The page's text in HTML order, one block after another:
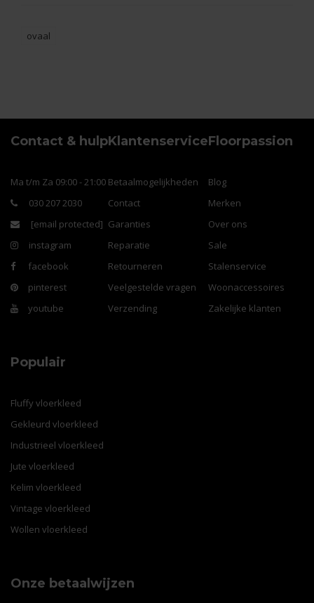
ovaal
Contact & hulp
Ma t/m Za 09:00 - 21:00
030 207 2030
[email protected]
instagram
facebook
pinterest
youtube
Klantenservice
Betaalmogelijkheden
Contact
Garanties
Reparatie
Retourneren
Veelgestelde vragen
Verzending
Floorpassion
Blog
Merken
Over ons
Sale
Stalenservice
Woonaccessoires
Zakelijke klanten
Populair
Fluffy vloerkleed
Gekleurd vloerkleed
Industrieel vloerkleed
Jute vloerkleed
Kelim vloerkleed
Vintage vloerkleed
Wollen vloerkleed
Onze betaalwijzen